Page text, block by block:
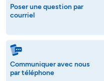
Poser une question par
courriel
Communiquer avec nous
par téléphone